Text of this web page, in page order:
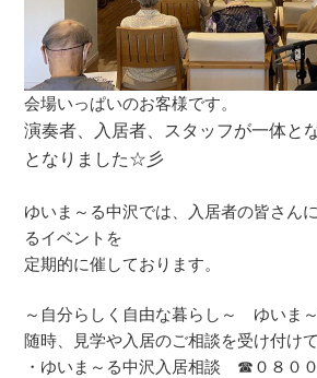
会場いっぱいのお客様です。
演奏者、入居者、スタッフが一体と
となりました☆彡
ゆいま～る中沢では、入居者の皆さん
るイベントを
定期的に催しております。
～自分らしく自由な暮らし～ ゆいま～
随時、見学や入居のご相談を受け付けて
・ゆいま～る中沢入居相談 ☎０８０